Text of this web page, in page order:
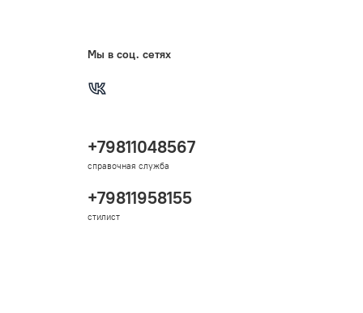
Мы в соц. сетях
+79811048567
справочная служба
+79811958155
стилист